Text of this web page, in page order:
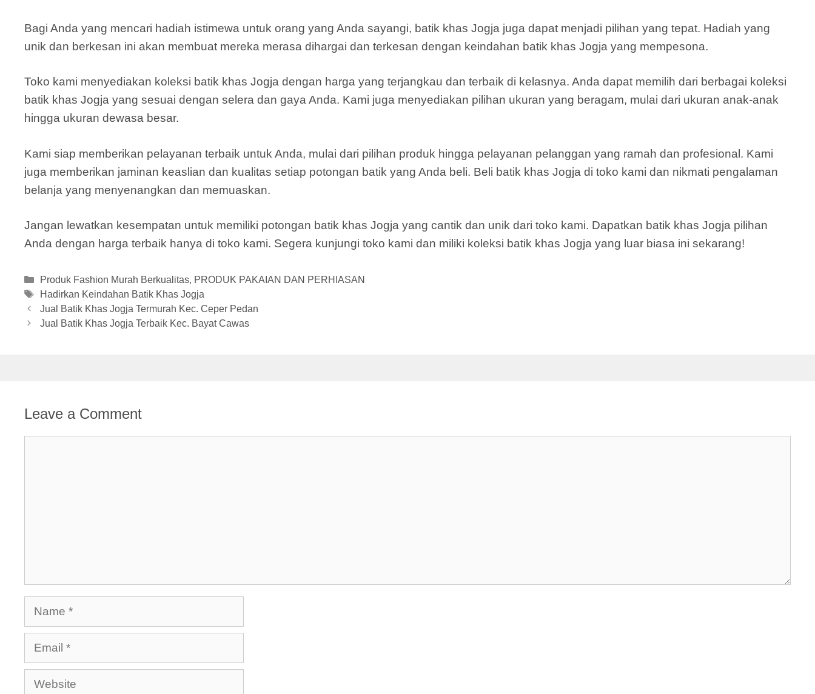
Bagi Anda yang mencari hadiah istimewa untuk orang yang Anda sayangi, batik khas Jogja juga dapat menjadi pilihan yang tepat. Hadiah yang
unik dan berkesan ini akan membuat mereka merasa dihargai dan terkesan dengan keindahan batik khas Jogja yang mempesona.
Toko kami menyediakan koleksi batik khas Jogja dengan harga yang terjangkau dan terbaik di kelasnya. Anda dapat memilih dari berbagai koleksi
batik khas Jogja yang sesuai dengan selera dan gaya Anda. Kami juga menyediakan pilihan ukuran yang beragam, mulai dari ukuran anak-anak
hingga ukuran dewasa besar.
Kami siap memberikan pelayanan terbaik untuk Anda, mulai dari pilihan produk hingga pelayanan pelanggan yang ramah dan profesional. Kami
juga memberikan jaminan keaslian dan kualitas setiap potongan batik yang Anda beli. Beli batik khas Jogja di toko kami dan nikmati pengalaman
belanja yang menyenangkan dan memuaskan.
Jangan lewatkan kesempatan untuk memiliki potongan batik khas Jogja yang cantik dan unik dari toko kami. Dapatkan batik khas Jogja pilihan
Anda dengan harga terbaik hanya di toko kami. Segera kunjungi toko kami dan miliki koleksi batik khas Jogja yang luar biasa ini sekarang!
Categories
Produk Fashion Murah Berkualitas, PRODUK PAKAIAN DAN PERHIASAN
Tags
Hadirkan Keindahan Batik Khas Jogja
Jual Batik Khas Jogja Termurah Kec. Ceper Pedan
Jual Batik Khas Jogja Terbaik Kec. Bayat Cawas
Leave a Comment
Name
Email
Website